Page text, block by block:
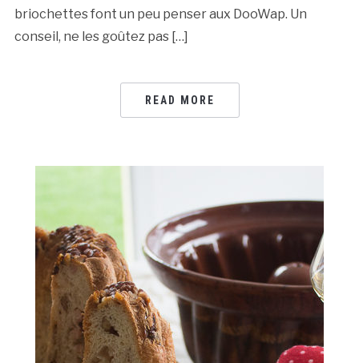
briochettes font un peu penser aux DooWap. Un
conseil, ne les goûtez pas […]
READ MORE